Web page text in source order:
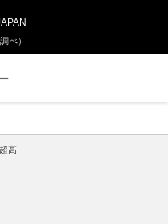
べ）
高